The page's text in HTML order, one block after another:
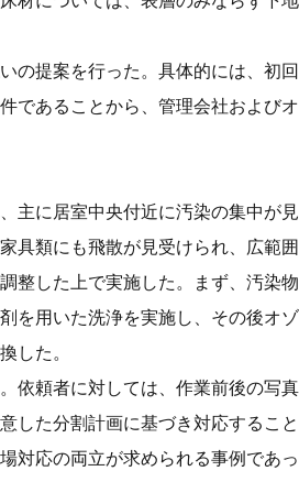
の提案を行った。具体的には、初
であることから、管理会社および
主に居室中央付近に汚染の集中が
具類にも飛散が見受けられ、広範
整した上で実施した。まず、汚染
を用いた洗浄を実施し、その後オ
した。
依頼者に対しては、作業前後の写
した分割計画に基づき対応するこ
対応の両立が求められる事例であ